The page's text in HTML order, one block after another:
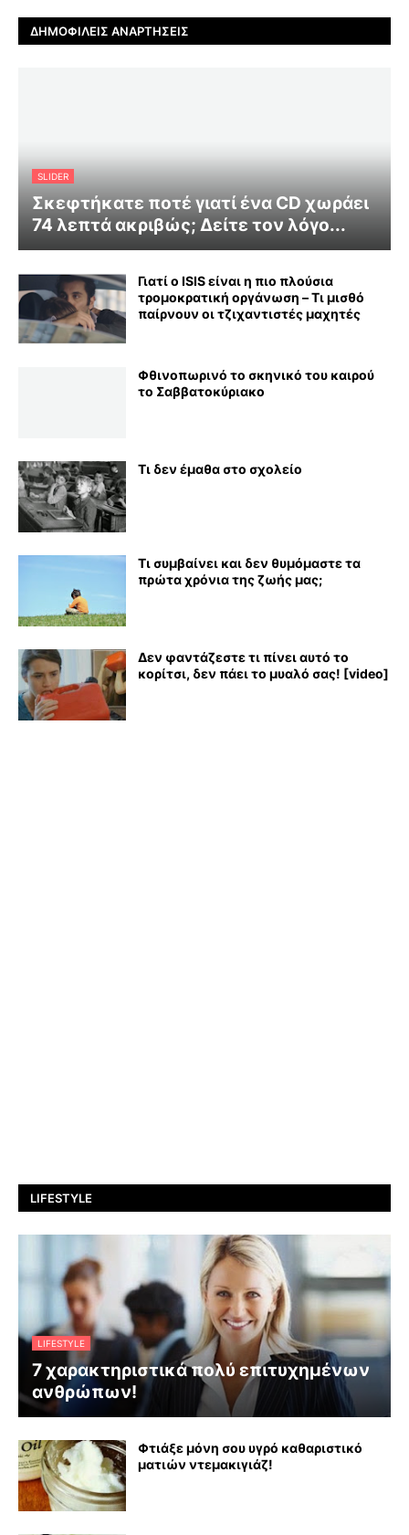
ΔΗΜΟΦΙΛΕΊΣ ΑΝΑΡΤΉΣΕΙΣ
SLIDER
Σκεφτήκατε ποτέ γιατί ένα CD χωράει
74 λεπτά ακριβώς; Δείτε τον λόγο...
Γιατί ο ISIS είναι η πιο πλούσια
τρομοκρατική οργάνωση – Τι μισθό
παίρνουν οι τζιχαντιστές μαχητές
Φθινοπωρινό το σκηνικό του καιρού
το Σαββατοκύριακο
Τι δεν έμαθα στο σχολείο
Τι συμβαίνει και δεν θυμόμαστε τα
πρώτα χρόνια της ζωής μας;
Δεν φαντάζεστε τι πίνει αυτό το
κορίτσι, δεν πάει το μυαλό σας! [video]
LIFESTYLE
LIFESTYLE
7 χαρακτηριστικά πολύ επιτυχημένων
ανθρώπων!
Φτιάξε μόνη σου υγρό καθαριστικό
ματιών ντεμακιγιάζ!